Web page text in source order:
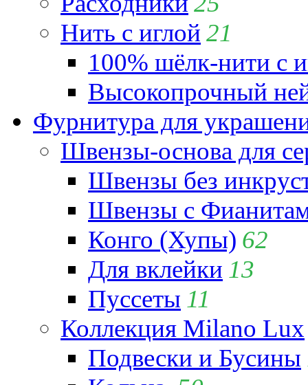
Нить с иглой 21
100% шёлк-нити с
Высокопрочный
Фурнитура для
Швензы-основа для
Швензы без
Швензы с
Конго (Хупы) 62
Для вклейки 13
Пуссеты 11
Коллекция Milano Lux
Подвески и Бусины